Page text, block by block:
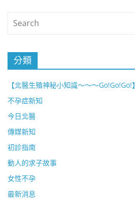
分類
【北醫生殖神秘小知識～～～Go!Go!Go!】
不孕症新知
今日北醫
傳媒新知
初診指南
動人的求子故事
女性不孕
最新消息